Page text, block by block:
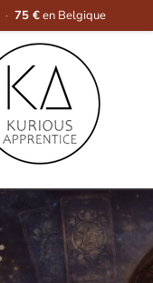
· 75 €en Belgique